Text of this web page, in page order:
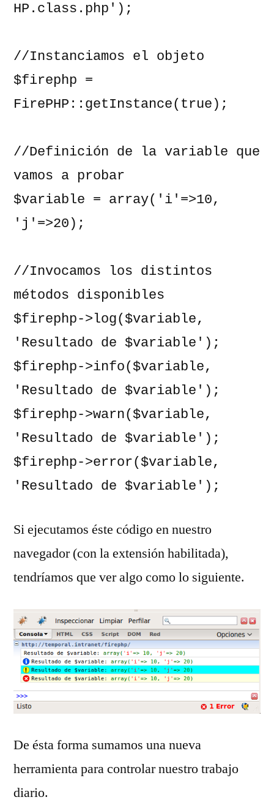
HP.class.php');
//Instanciamos el objeto
$firephp =
FirePHP::getInstance(true);
//Definición de la variable que
vamos a probar
$variable = array('i'=>10,
'j'=>20);
//Invocamos los distintos
métodos disponibles
$firephp->log($variable,
'Resultado de $variable');
$firephp->info($variable,
'Resultado de $variable');
$firephp->warn($variable,
'Resultado de $variable');
$firephp->error($variable,
'Resultado de $variable');
Si ejecutamos éste código en nuestro
navegador (con la extensión habilitada),
tendríamos que ver algo como lo siguiente.
De ésta forma sumamos una nueva
herramienta para controlar nuestro trabajo
diario.